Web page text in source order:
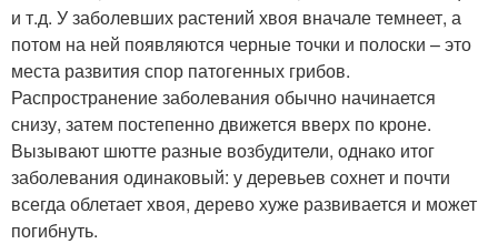
и т.д. У заболевших растений хвоя вначале темнеет, а
потом на ней появляются черные точки и полоски – это
места развития спор патогенных грибов.
Распространение заболевания обычно начинается
снизу, затем постепенно движется вверх по кроне.
Вызывают шютте разные возбудители, однако итог
заболевания одинаковый: у деревьев сохнет и почти
всегда облетает хвоя, дерево хуже развивается и может
погибнуть.